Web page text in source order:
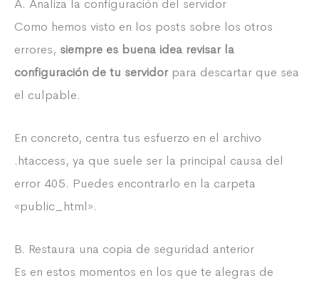
A. Analiza la configuración del servidor
Como hemos visto en los posts sobre los otros
errores, siempre es buena idea revisar la
configuración de tu servidorpara descartar que sea
el culpable.
En concreto, centra tus esfuerzo en el archivo
.htaccess, ya que suele ser la principal causa del
error 405. Puedes encontrarlo en la carpeta
«public_html».
B. Restaura una copia de seguridad anterior
Es en estos momentos en los que te alegras de